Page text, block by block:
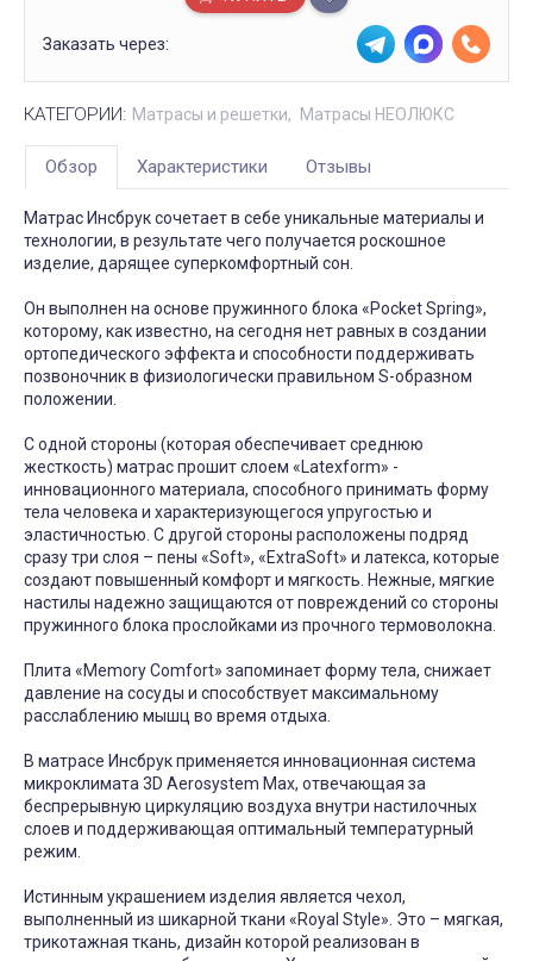
Заказать через:
КАТЕГОРИИ: Матрасы и решетки Матрасы НЕОЛЮКС
Обзор Характеристики Отзывы
Матрас Инсбрук сочетает в себе уникальные материалы и
технологии, в результате чего получается роскошное
изделие, дарящее суперкомфортный сон.
Он выполнен на основе пружинного блока «Pocket Spring»,
которому, как известно, на сегодня нет равных в создании
ортопедического эффекта и способности поддерживать
позвоночник в физиологически правильном S-образном
положении.
С одной стороны (которая обеспечивает среднюю
жесткость) матрас прошит слоем «Latexform» -
инновационного материала, способного принимать форму
тела человека и характеризующегося упругостью и
эластичностью. С другой стороны расположены подряд
сразу три слоя – пены «Soft», «ExtraSoft» и латекса, которые
создают повышенный комфорт и мягкость. Нежные, мягкие
настилы надежно защищаются от повреждений со стороны
пружинного блока прослойками из прочного термоволокна.
Плита «Memory Comfort» запоминает форму тела, снижает
давление на сосуды и способствует максимальному
расслаблению мышц во время отдыха.
В матрасе Инсбрук применяется инновационная система
микроклимата 3D Aerosystem Max, отвечающая за
беспрерывную циркуляцию воздуха внутри настилочных
слоев и поддерживающая оптимальный температурный
режим.
Истинным украшением изделия является чехол,
выполненный из шикарной ткани «Royal Style». Это – мягкая,
трикотажная ткань, дизайн которой реализован в